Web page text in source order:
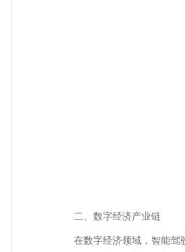
二、数字经济产业链
在数字经济领域，智能驾